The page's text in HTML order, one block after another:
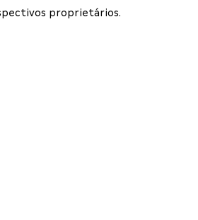
proprietários.